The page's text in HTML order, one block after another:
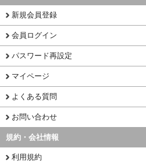
新規会員登録
会員ログイン
パスワード再設定
マイページ
よくある質問
お問い合わせ
規約・会社情報
利用規約